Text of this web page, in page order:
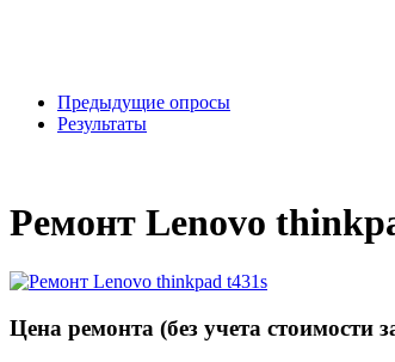
Предыдущие опросы
Результаты
Ремонт Lenovo
Цена ремонта (без учета стоимости